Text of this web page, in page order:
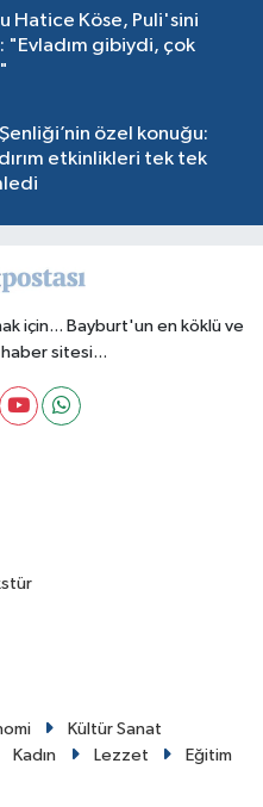
Hatice Köse, Puli'sini
"Evladım gibiydi, çok
özel konuğu:
etkinlikleri tek tek
için... Bayburt'un en köklü ve
sitesi...
Kültür Sanat
Kadın Lezzet Eğitim